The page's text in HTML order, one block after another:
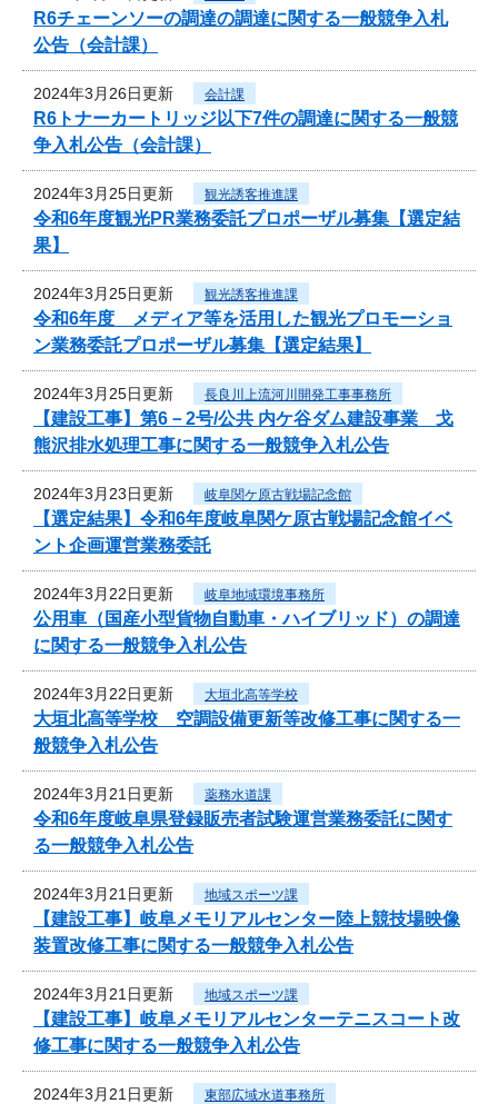
R6チェーンソーの調達の調達に関する一般競争入札
公告（会計課）
2024年3月26日更新 会計課
R6トナーカートリッジ以下7件の調達に関する一般競
争入札公告（会計課）
2024年3月25日更新 観光誘客推進課
令和6年度観光PR業務委託プロポーザル募集【選定結
果】
2024年3月25日更新 観光誘客推進課
令和6年度 メディア等を活用した観光プロモーショ
ン業務委託プロポーザル募集【選定結果】
2024年3月25日更新 長良川上流河川開発工事事務所
【建設工事】第6－2号/公共 内ケ谷ダム建設事業 戈
熊沢排水処理工事に関する一般競争入札公告
2024年3月23日更新 岐阜関ケ原古戦場記念館
【選定結果】令和6年度岐阜関ケ原古戦場記念館イベ
ント企画運営業務委託
2024年3月22日更新 岐阜地域環境事務所
公用車（国産小型貨物自動車・ハイブリッド）の調達
に関する一般競争入札公告
2024年3月22日更新 大垣北高等学校
大垣北高等学校 空調設備更新等改修工事に関する一
般競争入札公告
2024年3月21日更新 薬務水道課
令和6年度岐阜県登録販売者試験運営業務委託に関す
る一般競争入札公告
2024年3月21日更新 地域スポーツ課
【建設工事】岐阜メモリアルセンター陸上競技場映像
装置改修工事に関する一般競争入札公告
2024年3月21日更新 地域スポーツ課
【建設工事】岐阜メモリアルセンターテニスコート改
修工事に関する一般競争入札公告
2024年3月21日更新 東部広域水道事務所